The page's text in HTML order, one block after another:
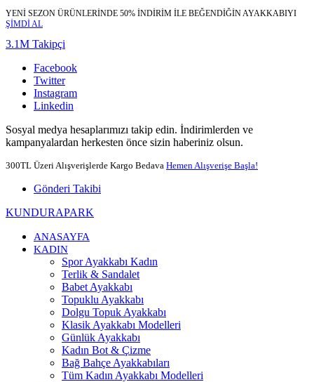
YENİ SEZON ÜRÜNLERİNDE 50% İNDİRİM İLE BEĞENDİĞİN AYAKKABIYI
ŞİMDİ AL
3.1M Takipçi
Facebook
Twitter
Instagram
Linkedin
Sosyal medya hesaplarımızı takip edin. İndirimlerden ve
kampanyalardan herkesten önce sizin haberiniz olsun.
300TL Üzeri Alışverişlerde Kargo Bedava Hemen Alışverişe Başla!
Gönderi Takibi
KUNDURAPARK
ANASAYFA
KADIN
Spor Ayakkabı Kadın
Terlik & Sandalet
Babet Ayakkabı
Topuklu Ayakkabı
Dolgu Topuk Ayakkabı
Klasik Ayakkabı Modelleri
Günlük Ayakkabı
Kadın Bot & Çizme
Bağ Bahçe Ayakkabıları
Tüm Kadın Ayakkabı Modelleri